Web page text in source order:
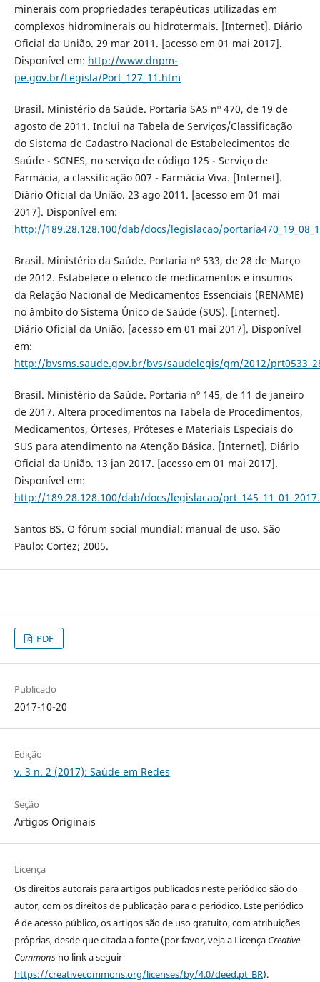
minerais com propriedades terapêuticas utilizadas em
complexos hidrominerais ou hidrotermais. [Internet]. Diário
Oficial da União. 29 mar 2011. [acesso em 01 mai 2017].
Disponível em: http://www.dnpm-
pe.gov.br/Legisla/Port_127_11.htm
Brasil. Ministério da Saúde. Portaria SAS nº 470, de 19 de
agosto de 2011. Inclui na Tabela de Serviços/Classificação
do Sistema de Cadastro Nacional de Estabelecimentos de
Saúde - SCNES, no serviço de código 125 - Serviço de
Farmácia, a classificação 007 - Farmácia Viva. [Internet].
Diário Oficial da União. 23 ago 2011. [acesso em 01 mai
2017]. Disponível em:
http://189.28.128.100/dab/docs/legislacao/
Brasil. Ministério da Saúde. Portaria nº 533, de 28 de Março
de 2012. Estabelece o elenco de medicamentos e insumos
da Relação Nacional de Medicamentos Essenciais (RENAME)
no âmbito do Sistema Único de Saúde (SUS). [Internet].
Diário Oficial da União. [acesso em 01 mai 2017]. Disponível
em:
http://bvsms.saude.gov.br/bvs/saudelegis/gm/2012/
Brasil. Ministério da Saúde. Portaria nº 145, de 11 de janeiro
de 2017. Altera procedimentos na Tabela de Procedimentos,
Medicamentos, Órteses, Próteses e Materiais Especiais do
SUS para atendimento na Atenção Básica. [Internet]. Diário
Oficial da União. 13 jan 2017. [acesso em 01 mai 2017].
Disponível em:
http://189.28.128.100/dab/docs/legislacao/
Santos BS. O fórum social mundial: manual de uso. São
Paulo: Cortez; 2005.
PDF
Publicado
2017-10-20
Edição
v. 3 n. 2 (2017): Saúde em Redes
Seção
Artigos Originais
Licença
Os direitos autorais para artigos publicados neste periódico são do
autor, com os direitos de publicação para o periódico. Este periódico
é de acesso público, os artigos são de uso gratuito, com atribuições
próprias, desde que citada a fonte (por favor, veja a Licença Creative
Commonsno link a seguir
https://creativecommons.org/licenses/by/4.0/deed.pt_BR).